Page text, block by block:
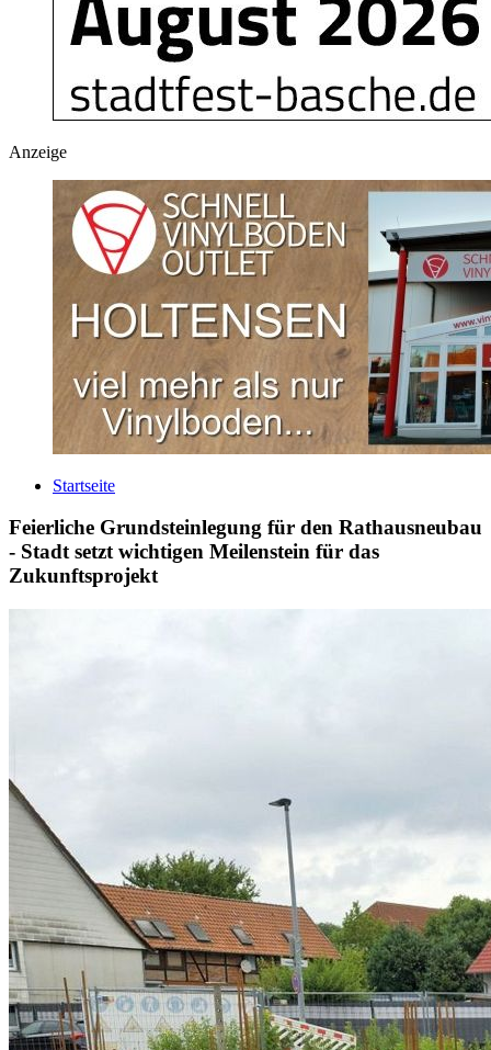
Anzeige
Startseite
Feierliche Grundsteinlegung für den Rathausneubau
- Stadt setzt wichtigen Meilenstein für das
Zukunftsprojekt